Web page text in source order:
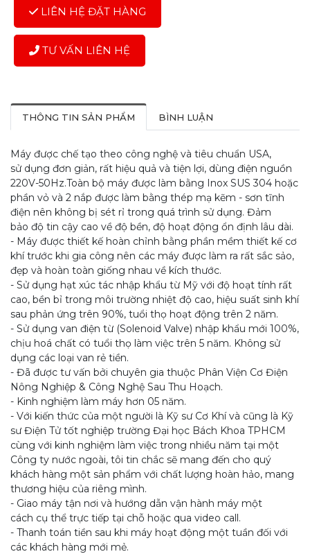
LIÊN HỆ ĐẶT HÀNG
TƯ VẤN LIÊN HỆ
THÔNG TIN SẢN PHẨM BÌNH LUẬN
Máy được chế tạo theo công nghệ và tiêu chuẩn USA,
sử dụng đơn giản, rất hiệu quả và tiện lợi, dùng điện nguồn
220V-50Hz.Toàn bộ máy được làm bằng Inox SUS 304 hoặc
phần vỏ và 2 nắp được làm bằng thép mạ kẽm - sơn tĩnh
điện nên không bị sét rỉ trong quá trình sử dụng. Đảm
bảo độ tin cậy cao về độ bền, độ hoạt động ổn định lâu dài.
- Máy được thiết kế hoàn chỉnh bằng phần mềm thiết kế cơ
khí trước khi gia công nên các máy được làm ra rất sắc sảo,
đẹp và hoàn toàn giống nhau về kích thước.
- Sử dụng hạt xúc tác nhập khẩu từ Mỹ với độ hoạt tính rất
cao, bền bỉ trong môi trường nhiệt độ cao, hiệu suất sinh khí
sau phản ứng trên 90%, tuổi thọ hoạt động trên 2 năm.
- Sử dụng van điện từ (Solenoid Valve) nhập khẩu mới 100%,
chịu hoá chất có tuổi thọ làm việc trên 5 năm. Không sử
dụng các loại van rẻ tiền.
- Đã được tư vấn bởi chuyên gia thuộc Phân Viện Cơ Điện
Nông Nghiệp & Công Nghệ Sau Thu Hoạch.
- Kinh nghiệm làm máy hơn 05 năm.
- Với kiến thức của một người là Kỹ sư Cơ Khí và cũng là Kỹ
sư Điện Tử tốt nghiệp trường Đại học Bách Khoa TPHCM
cùng với kinh nghiệm làm việc trong nhiều năm tại một
Công ty nước ngoài, tôi tin chắc sẽ mang đến cho quý
khách hàng một sản phẩm với chất lượng hoàn hảo, mang
thương hiệu của riêng mình.
- Giao máy tận nơi và hướng dẫn vận hành máy một
cách cụ thể trực tiếp tại chỗ hoặc qua video call.
- Thanh toán tiền sau khi máy hoạt động một tuần đối với
các khách hàng mới mẻ.